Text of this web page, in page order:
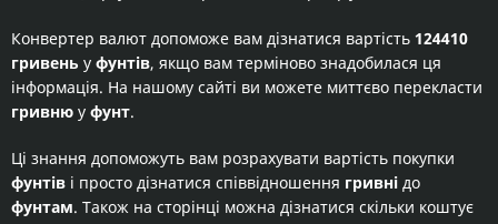
Конвертер валют допоможе вам дізнатися вартість 124410
гривень у фунтів, якщо вам терміново знадобилася ця
інформація. На нашому сайті ви можете миттєво перекласти
гривню у фунт.
Ці знання допоможуть вам розрахувати вартість покупки
фунтів і просто дізнатися співвідношення гривні до
фунтам. Також на сторінці можна дізнатися скільки коштує